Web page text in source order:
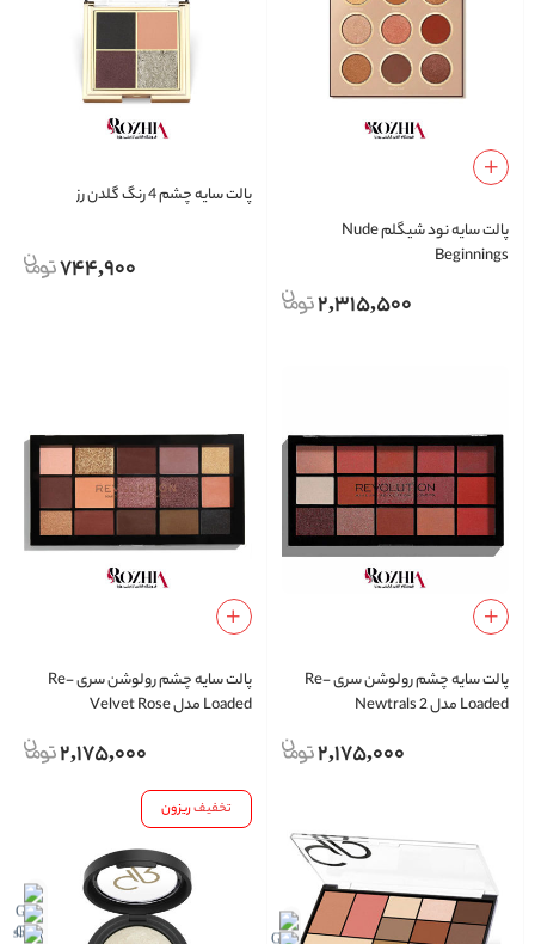
پالت سایه نود شیگلم Nude
Beginnings
2,315,500
پالت سایه چشم 4 رنگ گلدن رز
744,900
پالت سایه چشم رولوشن سری Re-
Loaded مدل Newtrals 2
2,175,000
پالت سایه چشم رولوشن سری Re-
Loaded مدل Velvet Rose
2,175,000
تخفیفریزون